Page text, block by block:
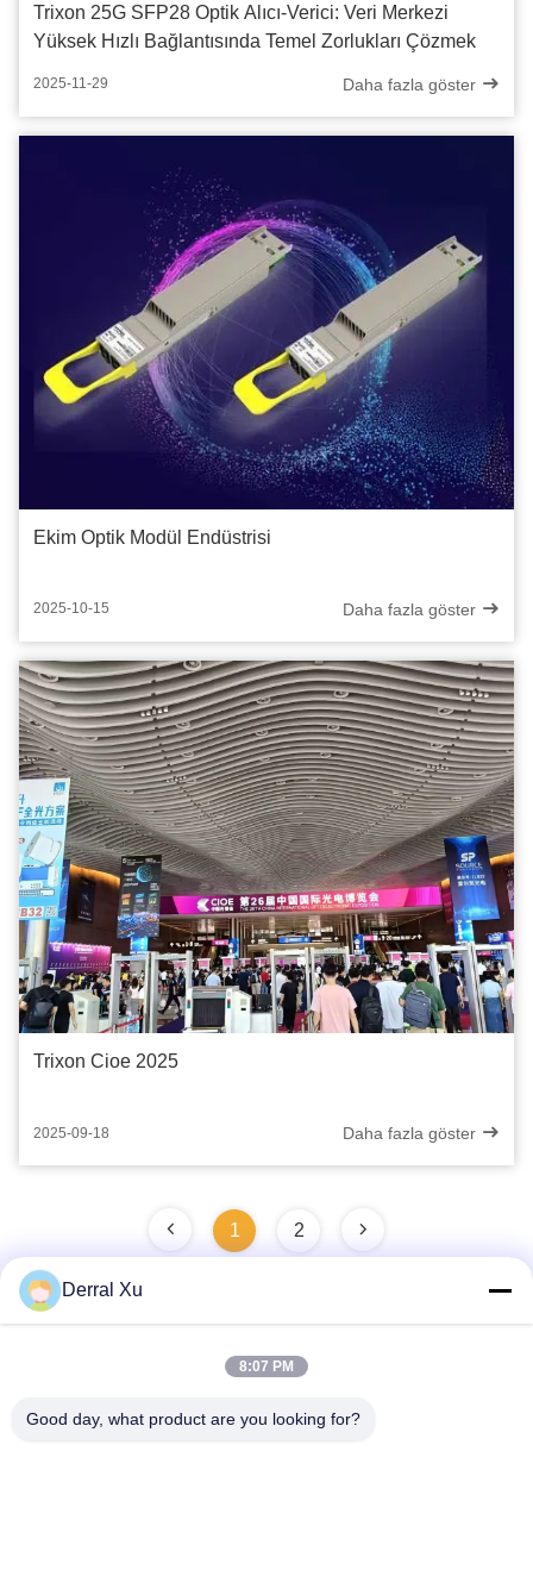
Trixon 25G SFP28 Optik Alıcı-Verici: Veri Merkezi
Yüksek Hızlı Bağlantısında Temel Zorlukları Çözmek
2025-11-29 Daha fazla göster
Ekim Optik Modül Endüstrisi
2025-10-15 Daha fazla göster
Trixon Cioe 2025
2025-09-18 Daha fazla göster
1 2
Adres
Derral Xu
8:07 PM
Good day, what product are you looking for?